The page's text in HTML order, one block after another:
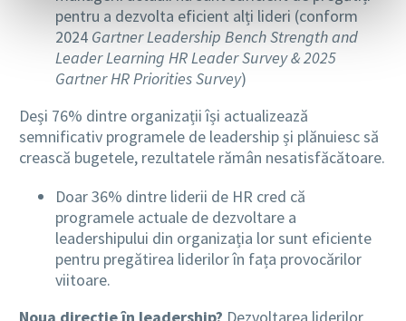
pentru a dezvolta eficient alți lideri (conform
2024 Gartner Leadership Bench Strength and
Leader Learning HR Leader Survey & 2025
Gartner HR Priorities Survey)
Deși 76% dintre organizații își actualizează
semnificativ programele de leadership și plănuiesc să
crească bugetele, rezultatele rămân nesatisfăcătoare.
Doar 36% dintre liderii de HR cred că
programele actuale de dezvoltare a
leadershipului din organizația lor sunt eficiente
pentru pregătirea liderilor în fața provocărilor
viitoare.
Noua direcție în leadership? Dezvoltarea liderilor